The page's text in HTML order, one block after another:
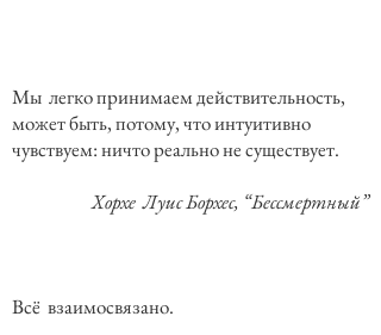
Мы легко принимаем действительность,
может быть, потому, что интуитивно
чувствуем: ничто реально не существует.
Хорхе Луис Борхес, “Бессмертный”
Всё взаимосвязано.